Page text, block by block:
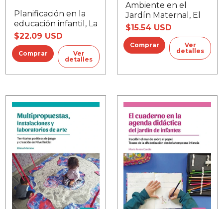
Planificación en la
educación infantil, La
$22.09 USD
Ver
detalles
Ambiente en el
Jardín Maternal, El
$15.54 USD
Ver
detalles